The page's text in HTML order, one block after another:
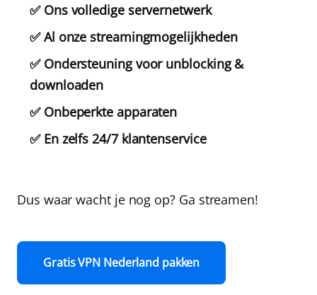
✅ Ons volledige servernetwerk
✅ Al onze streamingmogelijkheden
✅ Ondersteuning voor unblocking &
downloaden
✅ Onbeperkte apparaten
✅ En zelfs 24/7 klantenservice
Dus waar wacht je nog op? Ga streamen!
Gratis VPN Nederland pakken